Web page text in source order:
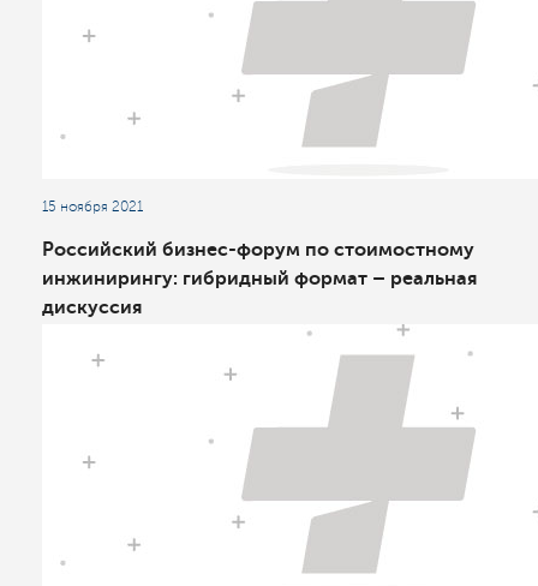
15 ноября 2021
Российский бизнес-форум по стоимостному
инжинирингу: гибридный формат – реальная
дискуссия